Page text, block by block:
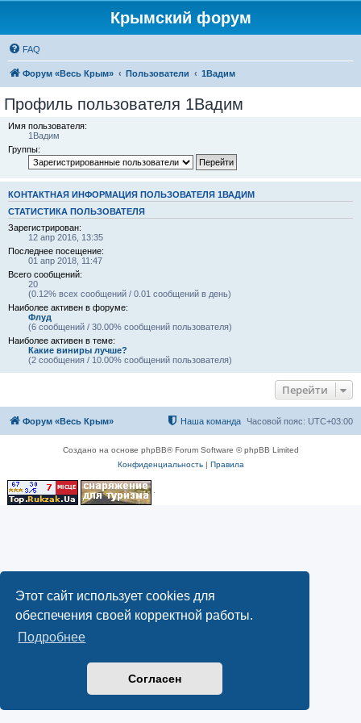
Этот сайт использует cookies для
обеспечения своей корректной работы.
Подробнее
Согласен
Крымский форум
FAQ
Форум «Весь Крым» Пользователи 1Вадим
Профиль пользователя 1Вадим
Имя пользователя:
1Вадим
Группы:
КОНТАКТНАЯ ИНФОРМАЦИЯ ПОЛЬЗОВАТЕЛЯ 1ВАДИМ
СТАТИСТИКА ПОЛЬЗОВАТЕЛЯ
Зарегистрирован:
12 апр 2016, 13:35
Последнее посещение:
01 апр 2018, 11:47
Всего сообщений:
20
(0.12% всех сообщений / 0.01 сообщений в день)
Наиболее активен в форуме:
Флуд
(6 сообщений / 30.00% сообщений пользователя)
Наиболее активен в теме:
Какие виниры лучше?
(2 сообщения / 10.00% сообщений пользователя)
Перейти
Форум «Весь Крым» Часовой пояс: UTC+03:00
Наша команда
Создано на основе phpBB® Forum Software © phpBB Limited
Конфиденциальность| Правила